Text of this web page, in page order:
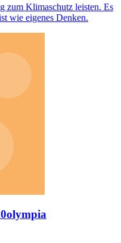
zum Klimaschutz leisten. Es
wie eigenes Denken.